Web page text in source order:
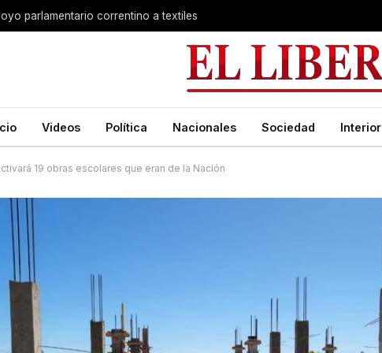
parlamentario correntino a textiles
Videos Política Nacionales Sociedad Interior
19 obras escolares que eran de la Nación